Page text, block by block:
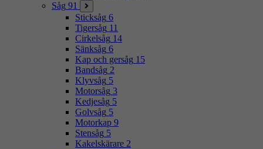
Såg 91
Sticksåg 6
Tigersåg 11
Cirkelsåg 14
Sänksåg 6
Kap och gersåg 15
Bandsåg 2
Klyvsåg 5
Motorsåg 3
Kedjesåg 5
Golvsåg 5
Motorkap 9
Stensåg 5
Kakelskärare 2